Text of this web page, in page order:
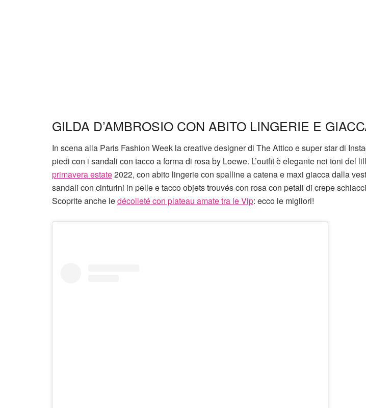
GILDA D’AMBROSIO CON ABITO LINGERIE E
In scena alla Paris Fashion Week la creative designer di The Attico e super star di
piedi con i sandali con tacco a forma di rosa by Loewe. L’outfit è elegante nei toni del
primavera estate2022, con abito lingerie con spalline a catena e maxi giacca dalla
sandali con cinturini in pelle e tacco objets trouvés con rosa con petali di crepe
Scoprite anche ledécolleté con plateau amate tra le Vip: ecco le migliori!